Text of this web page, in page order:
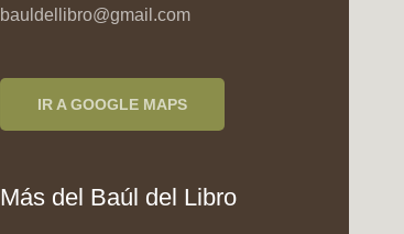
bauldellibro@gmail.com
IR A GOOGLE MAPS
Más del Baúl del Libro